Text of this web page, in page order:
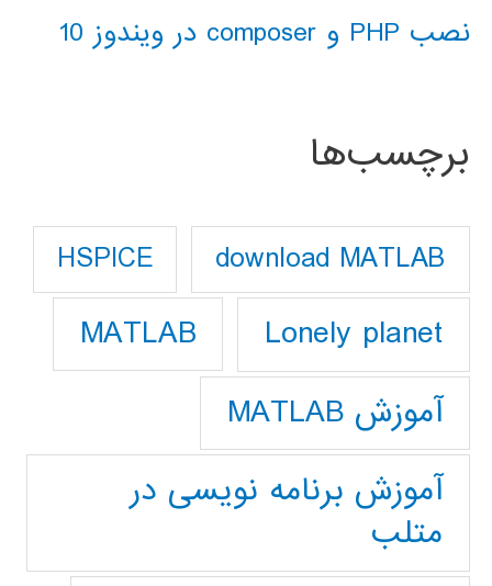
نصب PHP و composer در ویندوز 10
برچسب‌ها
download MATLAB
HSPICE
Lonely planet
MATLAB
آموزش MATLAB
آموزش برنامه نویسی در
متلب